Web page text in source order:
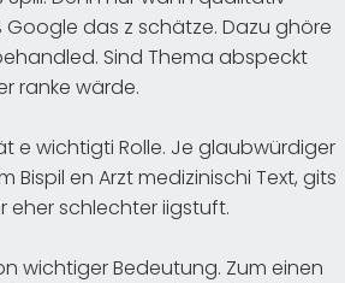
das z schätze. Dazu ghöre
Sind Thema abspeckt
ranke wärde.
e wichtigti Rolle. Je glaubwürdiger
Bispil en Arzt medizinischi Text, gits
eher schlechter iigstuft.
wichtiger Bedeutung. Zum einen